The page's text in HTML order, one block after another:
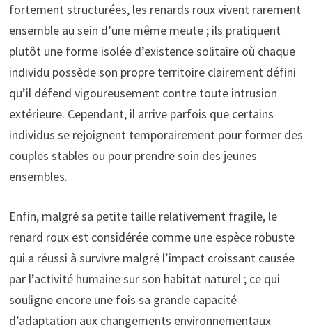
fortement structurées, les renards roux vivent rarement
ensemble au sein d’une même meute ; ils pratiquent
plutôt une forme isolée d’existence solitaire où chaque
individu possède son propre territoire clairement défini
qu’il défend vigoureusement contre toute intrusion
extérieure. Cependant, il arrive parfois que certains
individus se rejoignent temporairement pour former des
couples stables ou pour prendre soin des jeunes
ensembles.
Enfin, malgré sa petite taille relativement fragile, le
renard roux est considérée comme une espèce robuste
qui a réussi à survivre malgré l’impact croissant causée
par l’activité humaine sur son habitat naturel ; ce qui
souligne encore une fois sa grande capacité
d’adaptation aux changements environnementaux